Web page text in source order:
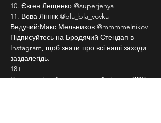
10. Євген Лещенко @superjenya
11. Вова Ліннік @bla_bla_vovka
Ведучий:Макс Мельников @mmmmelnikov
Підписуйтесь на Бродячий Стендап в
Instagram, щоб знати про всі наші заходи
заздалегідь.
18+
Частина від зібраних грошей піде на ЗСУ